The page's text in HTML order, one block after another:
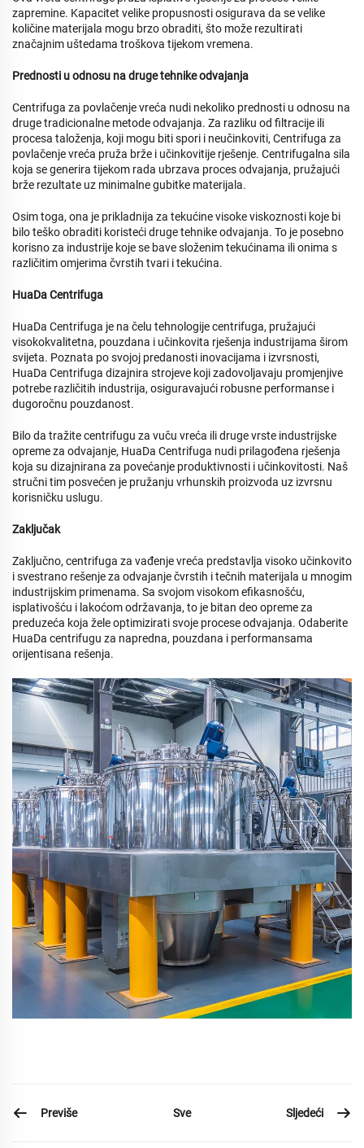
zapremine. Kapacitet velike propusnosti osigurava da se velike
količine materijala mogu brzo obraditi, što može rezultirati
značajnim uštedama troškova tijekom vremena.
Prednosti u odnosu na druge tehnike odvajanja
Centrifuga za povlačenje vreća nudi nekoliko prednosti u odnosu na
druge tradicionalne metode odvajanja. Za razliku od filtracije ili
procesa taloženja, koji mogu biti spori i neučinkoviti, Centrifuga za
povlačenje vreća pruža brže i učinkovitije rješenje. Centrifugalna sila
koja se generira tijekom rada ubrzava proces odvajanja, pružajući
brže rezultate uz minimalne gubitke materijala.
Osim toga, ona je prikladnija za tekućine visoke viskoznosti koje bi
bilo teško obraditi koristeći druge tehnike odvajanja. To je posebno
korisno za industrije koje se bave složenim tekućinama ili onima s
različitim omjerima čvrstih tvari i tekućina.
HuaDa Centrifuga
HuaDa Centrifuga je na čelu tehnologije centrifuga, pružajući
visokokvalitetna, pouzdana i učinkovita rješenja industrijama širom
svijeta. Poznata po svojoj predanosti inovacijama i izvrsnosti,
HuaDa Centrifuga dizajnira strojeve koji zadovoljavaju promjenjive
potrebe različitih industrija, osiguravajući robusne performanse i
dugoročnu pouzdanost.
Bilo da tražite centrifugu za vuču vreća ili druge vrste industrijske
opreme za odvajanje, HuaDa Centrifuga nudi prilagođena rješenja
koja su dizajnirana za povećanje produktivnosti i učinkovitosti. Naš
stručni tim posvećen je pružanju vrhunskih proizvoda uz izvrsnu
korisničku uslugu.
Zaključak
Zaključno, centrifuga za vađenje vreća predstavlja visoko učinkovito
i svestrano rešenje za odvajanje čvrstih i tečnih materijala u mnogim
industrijskim primenama. Sa svojom visokom efikasnošću,
isplativošću i lakoćom održavanja, to je bitan deo opreme za
preduzeća koja žele optimizirati svoje procese odvajanja. Odaberite
HuaDa centrifugu za napredna, pouzdana i performansama
orijentisana rešenja.
Previše Sve Sljedeći